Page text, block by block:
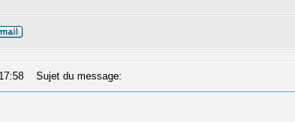
Sujet du message: